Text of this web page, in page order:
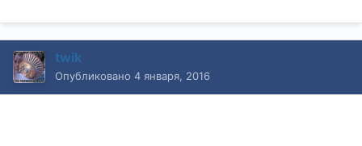
twik
Опубликовано 4 января, 2016